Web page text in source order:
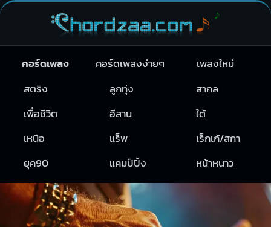
คอร์ดเพลง คอร์ดเพลงง่ายๆ
เพลงใหม่
สตริง
ลูกทุ่ง
สากล
เพื่อชีวิต
อีสาน
ใต้
เหนือ
แร็พ
เร็กเก้/สกา
ยุค90
แคมป์ปิ้ง หน้าหนาว